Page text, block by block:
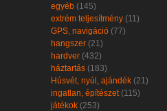
egyéb (145)
extrém teljesítmény (11)
GPS, navigáció (77)
hangszer (21)
hardver (432)
háztartás (183)
Húsvét, nyúl, ajándék (21)
ingatlan, építészet(115)
játékok (253)